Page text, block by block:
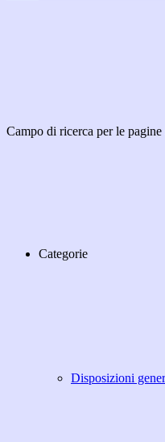
Campo di ricerca per le pagine
Categorie
Disposizioni